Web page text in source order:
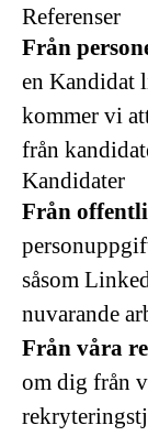
Referenser
Från
en Kandidat
kommer vi
från
Kandidater
Från
såsom
nuvarande
Från våra
om dig från